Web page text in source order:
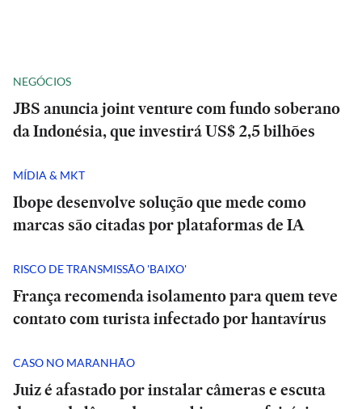
NEGÓCIOS
JBS anuncia joint venture com fundo soberano
da Indonésia, que investirá US$ 2,5 bilhões
MÍDIA & MKT
Ibope desenvolve solução que mede como
marcas são citadas por plataformas de IA
RISCO DE TRANSMISSÃO 'BAIXO'
França recomenda isolamento para quem teve
contato com turista infectado por hantavírus
CASO NO MARANHÃO
Juiz é afastado por instalar câmeras e escuta